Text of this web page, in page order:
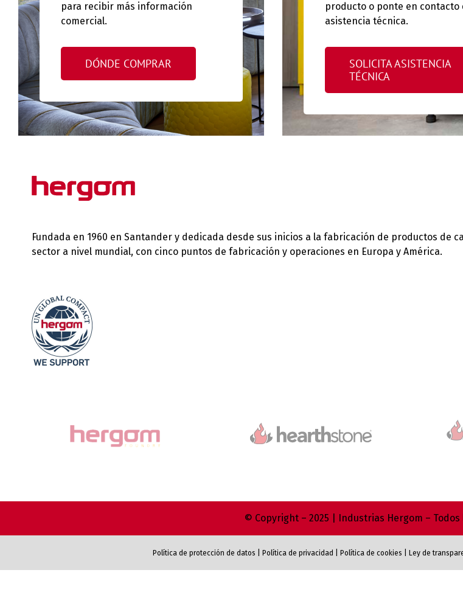
para recibir más información
comercial.
DÓNDE COMPRAR
producto o ponte en contacto
asistencia técnica.
SOLICITA ASISTENCIA
TÉCNICA
Fundada en 1960 en Santander y dedicada desde sus inicios a la fabricación de productos de
sector a nivel mundial, con cinco puntos de fabricación y operaciones en Europa y América.
© Copyright – 2025 | Industrias Hergom –
Política de protección de datos Política de privacidad Política de cookies Ley de